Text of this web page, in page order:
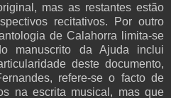
mas as restantes estão
recitativos. Por outro
de Calahorra limita-se
manuscrito da Ajuda inclui
deste documento,
refere-se o facto de
na escrita musical, mas que